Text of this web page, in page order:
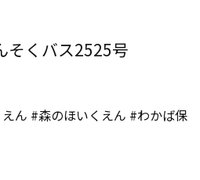
そくバス2525号
ん #森のほいくえん #わかば保